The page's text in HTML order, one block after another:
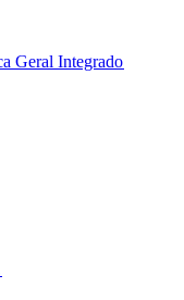
Geral Integrado​​